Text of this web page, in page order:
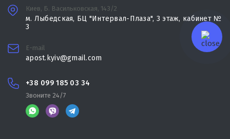
Киев, Б. Васильковская, 143/2
м. Лыбедская, БЦ "Интервал-Плаза", 3 этаж, кабинет №
3
E-mail
apost.kyiv@gmail.com
+38 099 185 03 34
Звоните 24/7